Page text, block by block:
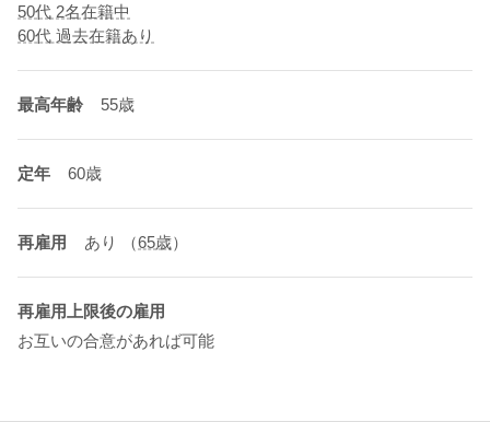
50代 2名在籍中
60代 過去在籍あり
最高年齢 55歳
定年 60歳
再雇用 あり （65歳）
再雇用上限後の雇用
お互いの合意があれば可能